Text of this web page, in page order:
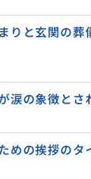
りと玄関の葬
涙の象徴とさ
めの挨拶のタ